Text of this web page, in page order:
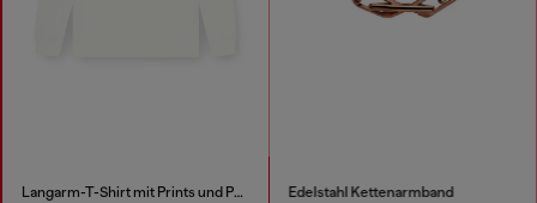
Langarm-T-Shirt mit Prints und Patches Edelstahl Kettenarmband